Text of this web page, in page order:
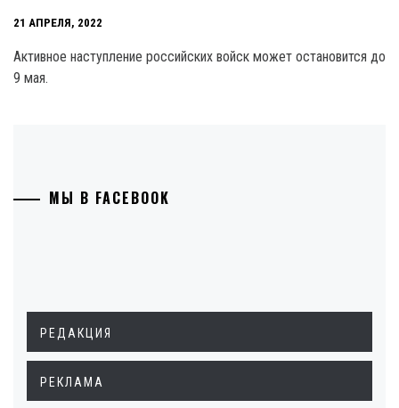
21 АПРЕЛЯ, 2022
Активное наступление российских войск может остановится до
9 мая.
МЫ В FACEBOOK
РЕДАКЦИЯ
РЕКЛАМА